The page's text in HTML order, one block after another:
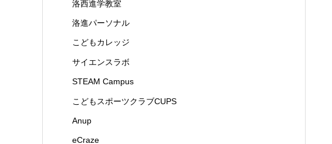
洛西進学教室
洛進パーソナル
こどもカレッジ
サイエンスラボ
STEAM Campus
こどもスポーツクラブCUPS
Anup
eCraze